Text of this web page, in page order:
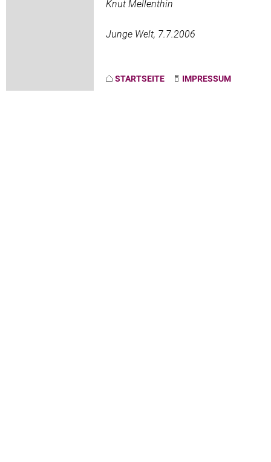
Knut Mellenthin
Junge Welt, 7.7.2006
STARTSEITE IMPRESSUM